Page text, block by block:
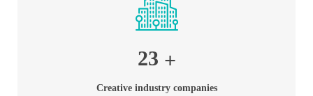
23 +
Creative industry companies